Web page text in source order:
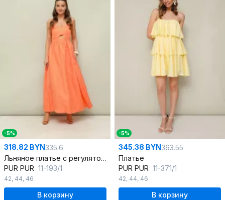
-5%
318.82 BYN335.6
Льняное платье с регуляторами, фигурным вырезом и А-силуэтом
PUR PUR 11-193/1
42, 44, 46
В корзину
-5%
345.38 BYN363.55
Платье
PUR PUR 11-371/1
42, 44, 46
В корзину